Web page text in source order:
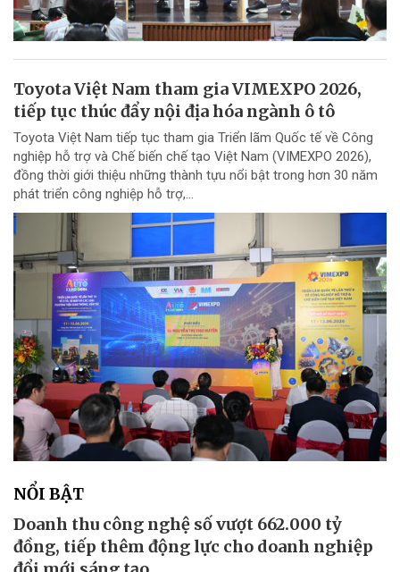
Toyota Việt Nam tham gia VIMEXPO 2026,
tiếp tục thúc đẩy nội địa hóa ngành ô tô
Toyota Việt Nam tiếp tục tham gia Triển lãm Quốc tế về Công
nghiệp hỗ trợ và Chế biến chế tạo Việt Nam (VIMEXPO 2026),
đồng thời giới thiệu những thành tựu nổi bật trong hơn 30 năm
phát triển công nghiệp hỗ trợ,...
NỔI BẬT
Doanh thu công nghệ số vượt 662.000 tỷ
đồng, tiếp thêm động lực cho doanh nghiệp